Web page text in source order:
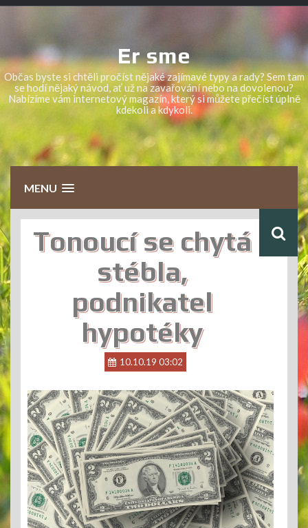
Skip
Er sme
Občas byste si chtěli pročíst nějaké zajímavé typy a rady? Sem tam
se hodí nějaký návod, ať už na zavařování nebo na dovolenou?
Nabízíme vám internetový magazín, který si můžete přečíst úplně
kdekoli a kdykoli.
MENU
Tonoucí se chytá
stébla,
podnikatel
hypotéky
10.10.19 03:02